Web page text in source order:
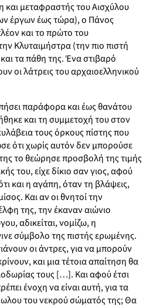
και μεταφραστής του Αισχύλου
έργων έως τώρα), ο Πάνος
και το πρώτο του
Κλυταιμήστρα (την πιο πιστή
τα πάθη της. Ένα στιβαρό
οι λάτρεις του αρχαιοελληνικού
παράφορα και έως θανάτου
και τη συμμετοχή του στον
τους όρκους πίστης που
ότι χωρίς αυτόν δεν μπορούσε
το θεώρησε προσβολή της τιμής
του, είχε δίκιο σαν γιος, αφού
και η αγάπη, όταν τη βλάψεις,
Και αν οι θνητοί την
της, την έκαναν αιώνιο
αδικείται, νομίζω, η
σύμβολο της πιστής ερωμένης.
οι άντρες, για να μπορούν
και μια τέτοια απαίτηση θα
τους […]. Και αφού έτσι
ένοχη να είναι αυτή, για τα
του νεκρού σώματός της; Θα